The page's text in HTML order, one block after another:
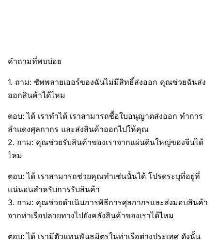
คำถามที่พบบ่อย
1. ถาม: ซัพพลายเออร์ของฉันไม่มีสิทธิ์ส่งออก คุณช่วยฉันส่ง
ออกสินค้าได้ไหม
ตอบ: ได้ เราทำได้ เราสามารถซื้อใบอนุญาตส่งออก ทำการ
สำแดงศุลกากร และส่งสินค้าออกไปให้คุณ
2. ถาม: คุณช่วยรับสินค้าของเราจากแผ่นดินใหญ่ของจีนได้
ไหม
ตอบ: ได้ เราสามารถช่วยคุณทำเช่นนั้นได้ โปรดระบุที่อยู่ที่
แน่นอนสำหรับการรับสินค้า
3. ถาม: คุณช่วยดำเนินการพิธีการศุลกากรและส่งมอบสินค้า
จากท่าเรือปลายทางไปยังคลังสินค้าของเราได้ไหม
ตอบ: ได้ เรามีตัวแทนพันธมิตรในท่าเรือต่างประเทศ ดังนั้น